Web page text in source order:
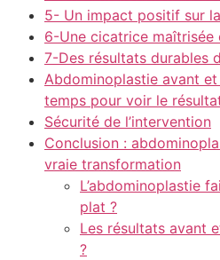
5- Un impact positif sur
6-Une cicatrice maîtrisée
7-Des résultats durables
Abdominoplastie avant
temps pour voir le
Sécurité de l’intervention
Conclusion :
vraie transformation
L’abdominoplastie
plat ?
Les résultats avant
?